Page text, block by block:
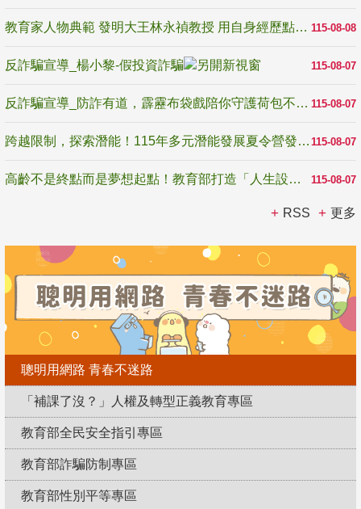
115-08-08
教育家人物典範 發明大王林永禎教授 用自身經歷點亮學生的路
115-08-07
反詐騙宣導_楊小黎-假投資詐騙
115-08-07
反詐騙宣導_防詐有道，霹靂布袋戲陪你守護荷包不受騙
115-08-07
跨越限制，探索潛能！115年多元潛能發展夏令營發掘生命無限可能
115-08-07
高齡不是終點而是夢想起點！教育部打造「人生設計夢工場」 參展第3屆高齡健康產業博覽會
RSS 更多
聰明用網路 青春不迷路
「補課了沒？」人權及轉型正義教育專區
教育部全民安全指引專區
教育部詐騙防制專區
教育部性別平等專區